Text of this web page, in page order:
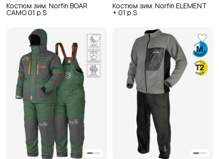
Костюм зим. Norfin BOAR
CAMO 01 р.S
Костюм зим. Norfin ELEMENT
+ 01 р.S